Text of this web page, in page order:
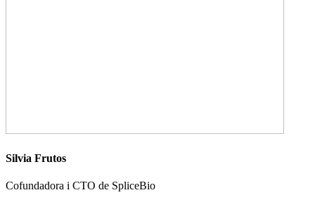
Silvia Frutos
Cofundadora i CTO de SpliceBio